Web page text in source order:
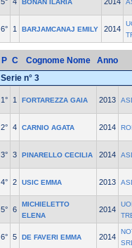
BONAN ILARIA
6° 1 BARJAMCANAJ EMILY 2014
P C Cognome Nome
Anno
Serie n° 3
1° 1 FORTAREZZA GAIA 2013
2° 4 CARNIO AGATA 2014
3° 3 PINARELLO CECILIA 2014
4° 2 USIC EMMA 2013
5° 6
MICHIELETTO
ELENA
2014
6° 5 DE FAVERI EMMA 2014